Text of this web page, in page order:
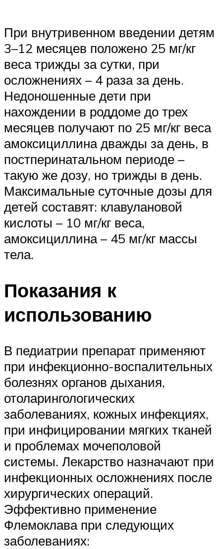
При внутривенном введении детям
3–12 месяцев положено 25 мг/кг
веса трижды за сутки, при
осложнениях – 4 раза за день.
Недоношенные дети при
нахождении в роддоме до трех
месяцев получают по 25 мг/кг веса
амоксициллина дважды за день, в
постперинатальном периоде –
такую же дозу, но трижды в день.
Максимальные суточные дозы для
детей составят: клавулановой
кислоты – 10 мг/кг веса,
амоксициллина – 45 мг/кг массы
тела.
Показания к
использованию
В педиатрии препарат применяют
при инфекционно-воспалительных
болезнях органов дыхания,
отоларингологических
заболеваниях, кожных инфекциях,
при инфицировании мягких тканей
и проблемах мочеполовой
системы. Лекарство назначают при
инфекционных осложнениях после
хирургических операций.
Эффективно применение
Флемоклава при следующих
заболеваниях: